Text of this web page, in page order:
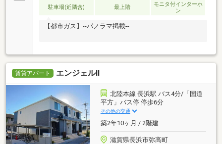
駐車場(近隣含) 最上階
モニタ付インターホ
ン
【都市ガス】--パノラマ掲載--
賃貸アパート エンジェルⅡ
北陸本線 長浜駅 バス4分/「国道
平方」バス停 停歩6分
その他の交通
築2年10ヶ月 / 2階建
滋賀県長浜市弥高町